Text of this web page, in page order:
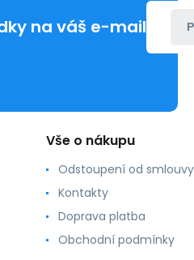
na váš e-mail
Vše o nákupu
Odstoupení od smlouvy
Kontakty
Doprava platba
Obchodní podmínky